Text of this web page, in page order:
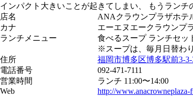
インパクト大きいことが起きてしまい、 もうラン
店名
ANAクラウンプラザホテ
カナ
エーエヌエークラウンプ
ランチメニュー
食べるスープ ランチセッ
※スープは、毎月日替わ
住所
福岡市博多区博多駅前3-3-
電話番号
092-471-7111
営業時間
ランチ 11:00〜14:00
Web
http://